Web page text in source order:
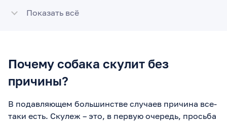
Показать всё
Почему собака скулит без
причины?
В подавляющем большинстве случаев причина все-
таки есть. Скулеж – это, в первую очередь, просьба